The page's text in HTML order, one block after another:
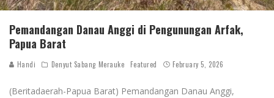
Pemandangan Danau Anggi di Pengunungan Arfak,
Papua Barat
Handi Denyut Sabang Merauke Featured February 5, 2026
(Beritadaerah-Papua Barat) Pemandangan Danau Anggi,